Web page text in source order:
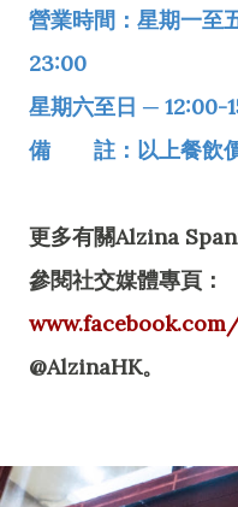
營業時間：星期一至
23:00
星期六至日 ─ 12:00-
備 註：以上餐飲價
更多有關Alzina
參閱社交媒體專頁：
@AlzinaHK。